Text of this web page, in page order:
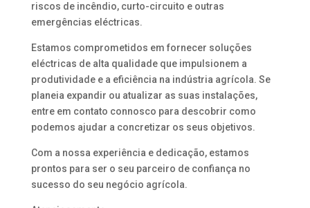
riscos de incêndio, curto-circuito e outras
emergências eléctricas.
Estamos comprometidos em fornecer soluções
eléctricas de alta qualidade que impulsionem a
produtividade e a eficiência na indústria agrícola. Se
planeia expandir ou atualizar as suas instalações,
entre em contato connosco para descobrir como
podemos ajudar a concretizar os seus objetivos.
Com a nossa experiência e dedicação, estamos
prontos para ser o seu parceiro de confiança no
sucesso do seu negócio agrícola.